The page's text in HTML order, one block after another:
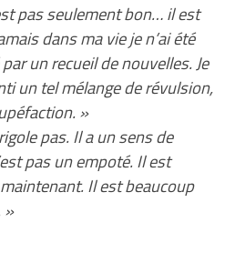
pas seulement bon… il est
dans ma vie je n’ai été
un recueil de nouvelles. Je
un tel mélange de révulsion,
»
pas. Il a un sens de
pas un empoté. Il est
Il est beaucoup
»